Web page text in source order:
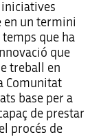
en un termini
que ha
que
treball en
Comunitat
base per a
de prestar
procés de